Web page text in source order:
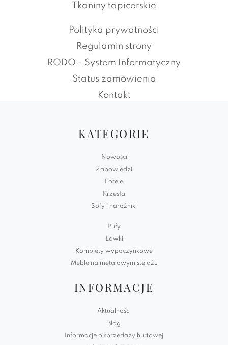
Tkaniny tapicerskie
Polityka prywatności
Regulamin strony
RODO - System Informatyczny
Status zamówienia
Kontakt
KATEGORIE
Nowości
Zapowiedzi
Fotele
Krzesła
Sofy i narożniki
Pufy
Ławki
Komplety wypoczynkowe
Meble na metalowym stelażu
INFORMACJE
Aktualności
Blog
Informacje o sprzedaży hurtowej